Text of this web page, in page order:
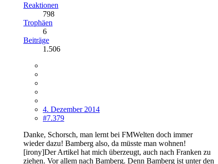
Reaktionen
798
Trophäen
6
Beiträge
1.506
4. Dezember 2014
#7.379
Danke, Schorsch, man lernt bei FMWelten doch immer
wieder dazu! Bamberg also, da müsste man wohnen!
[irony]Der Artikel hat mich überzeugt, auch nach Franken zu
ziehen. Vor allem nach Bamberg. Denn Bamberg ist unter den